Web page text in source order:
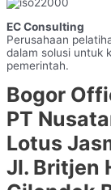
Terpercaya
EC Consulting
Perusahaan
dalam solusi untuk
pemerintah.
Bogor
PT
Lotus
Jl. Britjen